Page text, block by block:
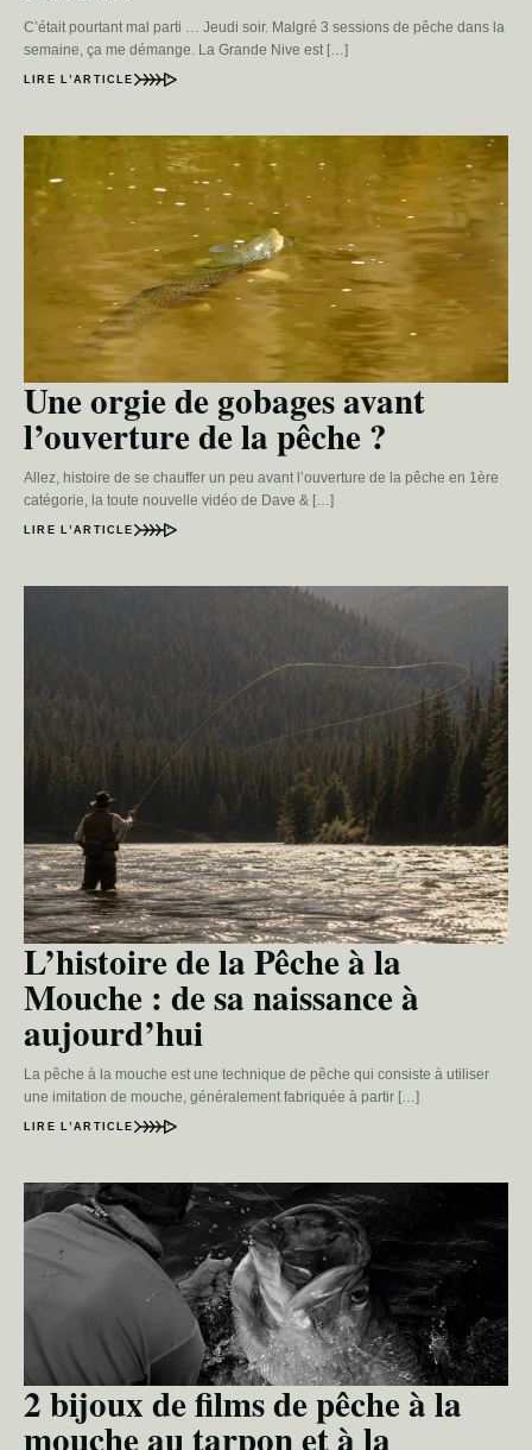
C’était pourtant mal parti … Jeudi soir. Malgré 3 sessions de pêche dans la
semaine, ça me démange. La Grande Nive est […]
LIRE L’ARTICLE
Une orgie de gobages avant
l’ouverture de la pêche ?
Allez, histoire de se chauffer un peu avant l’ouverture de la pêche en 1ère
catégorie, la toute nouvelle vidéo de Dave & […]
LIRE L’ARTICLE
L’histoire de la Pêche à la
Mouche : de sa naissance à
aujourd’hui
La pêche à la mouche est une technique de pêche qui consiste à utiliser
une imitation de mouche, généralement fabriquée à partir […]
LIRE L’ARTICLE
2 bijoux de films de pêche à la
mouche au tarpon et à la